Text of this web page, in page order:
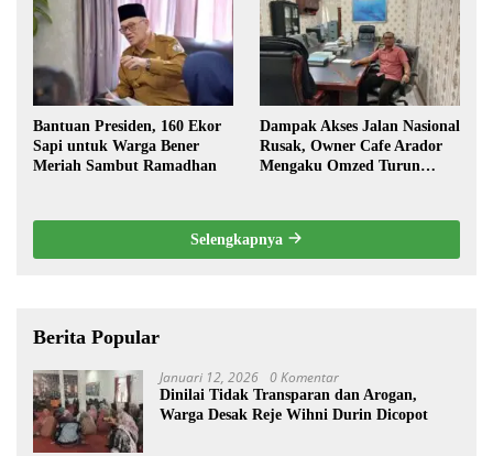
Bantuan Presiden, 160 Ekor
Sapi untuk Warga Bener
Meriah Sambut Ramadhan
Dampak Akses Jalan Nasional
Rusak, Owner Cafe Arador
Mengaku Omzed Turun
Selengkapnya
Berita Popular
Januari 12, 2026 0 Komentar
Dinilai Tidak Transparan dan Arogan,
Warga Desak Reje Wihni Durin Dicopot